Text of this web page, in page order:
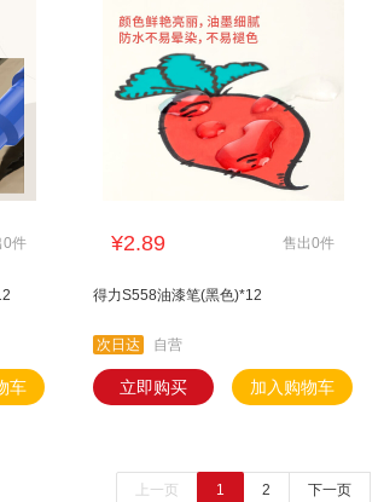
0件
车
¥2.89 售出0件
得力S558油漆笔(黑色)*12
次日达 自营
立即购买 加入购物车
上一页 1 2 下一页